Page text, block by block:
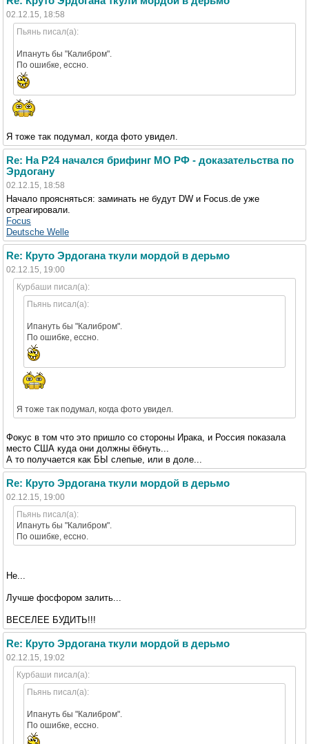
02.12.15, 18:58
Пьянь писал(а):
Ипануть бы "Калибром".
По ошибке, ессно.
Я тоже так подумал, когда фото увидел.
Re: На Р24 начался брифинг МО РФ - доказательства по
Эрдогану
02.12.15, 18:58
Начало проясняться: заминать не будут DW и Focus.de уже
отреагировали.
Focus
Deutsche Welle
Re: Круто Эрдогана ткули мордой в дерьмо
02.12.15, 19:00
Курбаши писал(а):
Пьянь писал(а):
Ипануть бы "Калибром".
По ошибке, ессно.
Я тоже так подумал, когда фото увидел.
Фокус в том что это пришло со стороны Ирака, и Россия показала
место США куда они должны ёбнуть...
А то получается как БЫ слепые, или в доле...
Re: Круто Эрдогана ткули мордой в дерьмо
02.12.15, 19:00
Пьянь писал(а):
Ипануть бы "Калибром".
По ошибке, ессно.
Не...
Лучше фосфором залить...
ВЕСЕЛЕЕ БУДИТЬ!!!
Re: Круто Эрдогана ткули мордой в дерьмо
02.12.15, 19:02
Курбаши писал(а):
Пьянь писал(а):
Ипануть бы "Калибром".
По ошибке, ессно.